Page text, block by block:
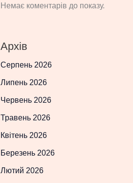
Немає коментарів до показу.
Архів
Серпень 2026
Липень 2026
Червень 2026
Травень 2026
Квітень 2026
Березень 2026
Лютий 2026